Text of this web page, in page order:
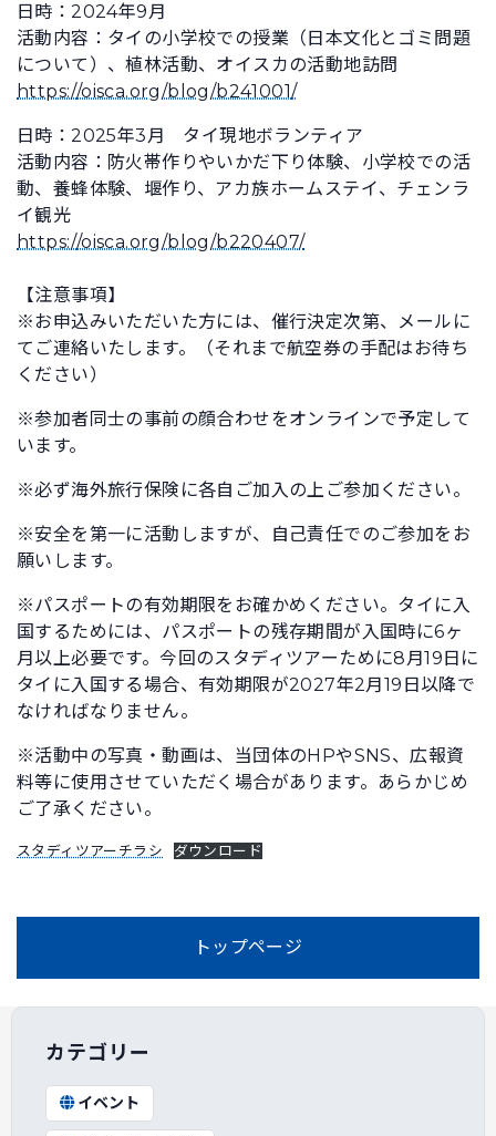
日時：2024年9月
活動内容：タイの小学校での授業（日本文化とゴミ問題
について）、植林活動、オイスカの活動地訪問
https://oisca.org/blog/b241001/
日時：2025年3月 タイ現地ボランティア
活動内容：防火帯作りやいかだ下り体験、小学校での活
動、養蜂体験、堰作り、アカ族ホームステイ、チェンラ
イ観光
https://oisca.org/blog/b220407/
【注意事項】
※お申込みいただいた方には、催行決定次第、メールに
てご連絡いたします。（それまで航空券の手配はお待ち
ください）
※参加者同士の事前の顔合わせをオンラインで予定して
います。
※必ず海外旅行保険に各自ご加入の上ご参加ください。
※安全を第一に活動しますが、自己責任でのご参加をお
願いします。
※パスポートの有効期限をお確かめください。タイに入
国するためには、パスポートの残存期間が入国時に6ヶ
月以上必要です。今回のスタディツアーために8月19日に
タイに入国する場合、有効期限が2027年2月19日以降で
なければなりません。
※活動中の写真・動画は、当団体のHPやSNS、広報資
料等に使用させていただく場合があります。あらかじめ
ご了承ください。
スタディツアーチラシ ダウンロード
トップページ
カテゴリー
イベント